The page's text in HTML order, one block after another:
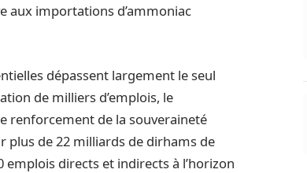
aux importations d’ammoniac
dépassent largement le seul
de milliers d’emplois, le
renforcement de la souveraineté
plus de 22 milliards de dirhams de
emplois directs et indirects à l’horizon